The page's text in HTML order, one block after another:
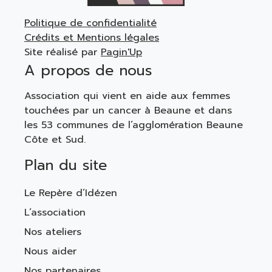
Politique de confidentialité
Crédits et Mentions légales
Site réalisé par Pagin'Up
A propos de nous
Association qui vient en aide aux femmes
touchées par un cancer à Beaune et dans
les 53 communes de l’agglomération Beaune
Côte et Sud.
Plan du site
Le Repère d’Idézen
L’association
Nos ateliers
Nous aider